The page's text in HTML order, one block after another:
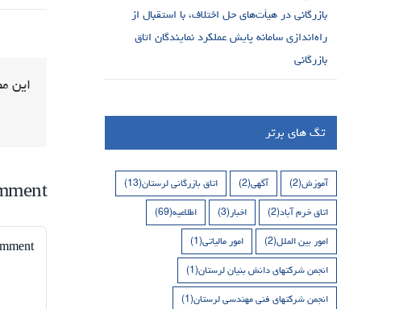
این
بازرگانی در هیأت‌های حل اختلاف، با استقبال از
راه‌اندازی سامانه پایش عملکرد نمایندگان اتاق
بازرگانی
تگ های برتر
آموزش(2) آگهی(2) اتاق بازرگانی لرستان(13)
اتاق خرم آباد(2) اخبار(3) اطلاعیه(69)
امور بین الملل(2) امور مالیاتی(1)
انجمن شرکتهای دانش بنیان لرستان(1)
انجمن شرکتهای فنی مهندسی لرستان(1)